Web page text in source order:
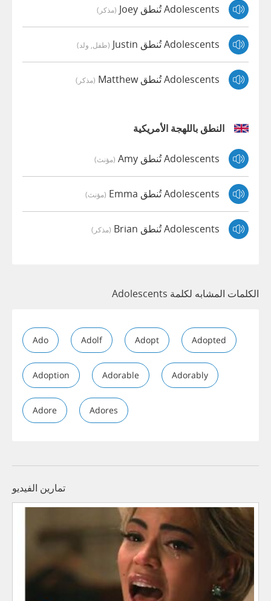
Adolescents تُنطق Joey (مذكر)
Adolescents تُنطق Justin (طفل, ولد)
Adolescents تُنطق Matthew (مذكر)
النطق باللهجة الأمريكية
Adolescents تُنطق Amy (مؤنث)
Adolescents تُنطق Emma (مؤنث)
Adolescents تُنطق Brian (مذكر)
الكلمات المشابه لكلمة Adolescents
Ado Adolf Adopt Adopted
Adoption Adorable Adorably
Adore Adores
تمارين الفيديو